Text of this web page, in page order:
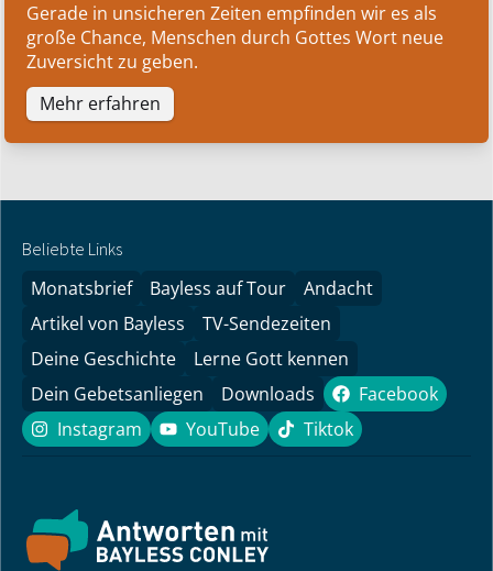
Gerade in unsicheren Zeiten empfinden wir es als
große Chance, Menschen durch Gottes Wort neue
Zuversicht zu geben.
Mehr erfahren
Beliebte Links
Monatsbrief Bayless auf Tour
Andacht
Artikel von Bayless
TV-Sendezeiten
Deine Geschichte
Lerne Gott kennen
Dein Gebetsanliegen
Downloads Facebook
Facebook
Instagram
Instagram YouTube
YouTube Tiktok
Tiktok